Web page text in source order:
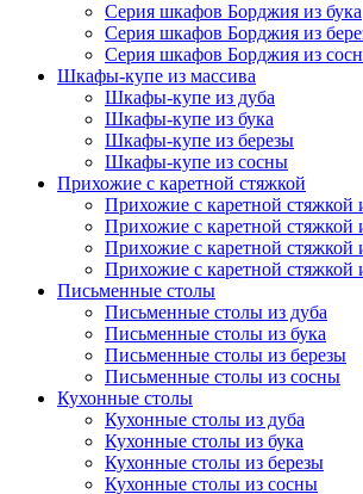
Серия шкафов Борджия из бука
Серия шкафов Борджия из
Серия шкафов Борджия из
Шкафы-купе из массива
Шкафы-купе из дуба
Шкафы-купе из бука
Шкафы-купе из березы
Шкафы-купе из сосны
Прихожие с каретной стяжкой
Прихожие с каретной стяжкой
Прихожие с каретной стяжкой
Прихожие с каретной стяжкой
Прихожие с каретной стяжкой
Письменные столы
Письменные столы из дуба
Письменные столы из бука
Письменные столы из березы
Письменные столы из сосны
Кухонные столы
Кухонные столы из дуба
Кухонные столы из бука
Кухонные столы из березы
Кухонные столы из сосны